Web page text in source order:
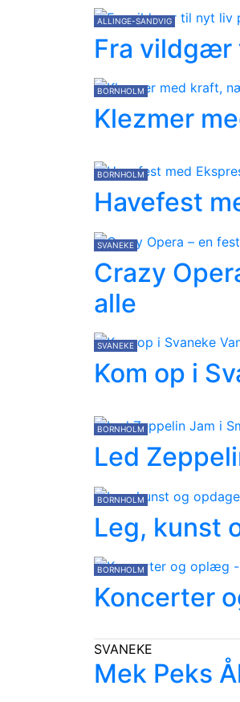
ALLINGE-SANDVIG
Fra vildgær
BORNHOLM
Klezmer
BORNHOLM
Havefest
SVANEKE
Crazy
alle
SVANEKE
Kom op i
BORNHOLM
Led
BORNHOLM
Leg, kunst
BORNHOLM
Koncerter
SVANEKE
Mek Peks